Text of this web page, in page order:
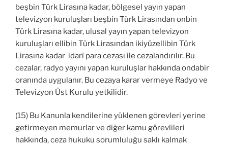
beşbin Türk Lirasına kadar, bölgesel yayın yapan
televizyon kuruluşları beşbin Türk Lirasından onbin
Türk Lirasına kadar, ulusal yayın yapan televizyon
kuruluşları ellibin Türk Lirasından ikiyüzellibin Türk
Lirasına kadar idarî para cezası ile cezalandırılır. Bu
cezalar, radyo yayını yapan kuruluşlar hakkında ondabir
oranında uygulanır. Bu cezaya karar vermeye Radyo ve
Televizyon Üst Kurulu yetkilidir.
(15) Bu Kanunla kendilerine yüklenen görevleri yerine
getirmeyen memurlar ve diğer kamu görevlileri
hakkında, ceza hukuku sorumluluğu saklı kalmak